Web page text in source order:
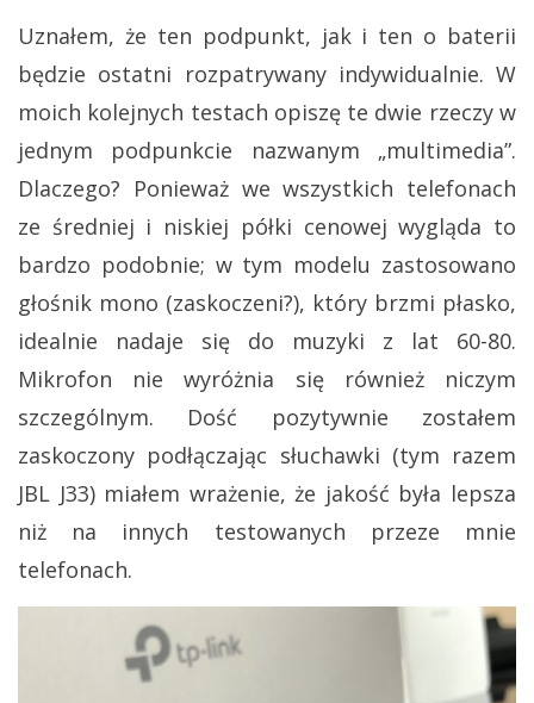
Uznałem, że ten podpunkt, jak i ten o baterii
będzie ostatni rozpatrywany indywidualnie. W
moich kolejnych testach opiszę te dwie rzeczy w
jednym podpunkcie nazwanym „multimedia”.
Dlaczego? Ponieważ we wszystkich telefonach
ze średniej i niskiej półki cenowej wygląda to
bardzo podobnie; w tym modelu zastosowano
głośnik mono (zaskoczeni?), który brzmi płasko,
idealnie nadaje się do muzyki z lat 60-80.
Mikrofon nie wyróżnia się również niczym
szczególnym. Dość pozytywnie zostałem
zaskoczony podłączając słuchawki (tym razem
JBL J33) miałem wrażenie, że jakość była lepsza
niż na innych testowanych przeze mnie
telefonach.